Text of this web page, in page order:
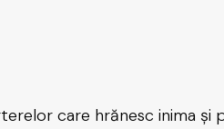
care hrănesc inima și